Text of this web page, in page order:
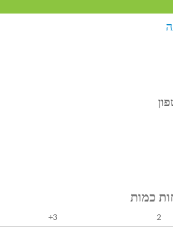
כמות
2
3+